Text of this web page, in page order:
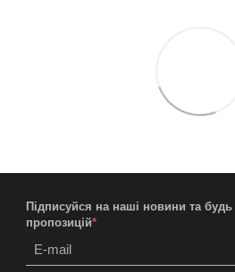
Підписуйся на наші новини та будь
пропозицій*